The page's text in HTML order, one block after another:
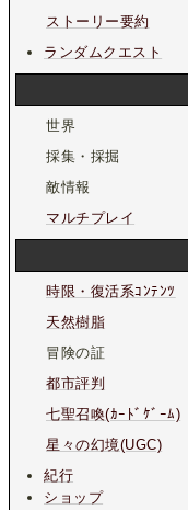
ストーリー要約
ランダムクエスト
世界
採集・採掘
敵情報
マルチプレイ
時限・復活系ｺﾝﾃﾝﾂ
天然樹脂
冒険の証
都市評判
七聖召喚(ｶｰﾄﾞｹﾞｰﾑ)
星々の幻境(UGC)
紀行
ショップ